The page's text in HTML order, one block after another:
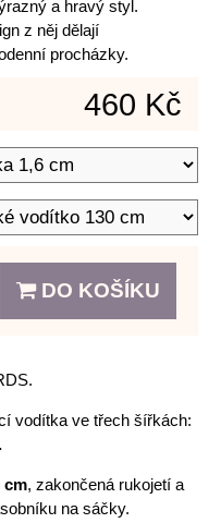
a hravý styl.
z něj dělají
procházky.
460 Kč
DO KOŠÍKU
vodítka ve třech šířkách:
cm, zakončená rukojetí a
na sáčky.